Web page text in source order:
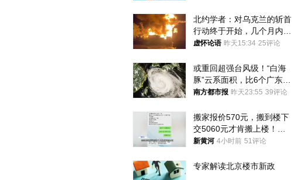
北约学者：对乌克兰的斩首
行动终于开始，几个月内乌
将投降
虚怀论语 昨天15:34 25评论
或重回超强台风级！“白海
豚”云系面积，比6个广东还
大！深圳官方：注意这件事
南方都市报 昨天23:55 39评论
搬家报价570元，搬到楼下
交5060元才肯搬上楼！女
子傻眼了……
新黄河 4小时前 51评论
专家解读北京楼市新政